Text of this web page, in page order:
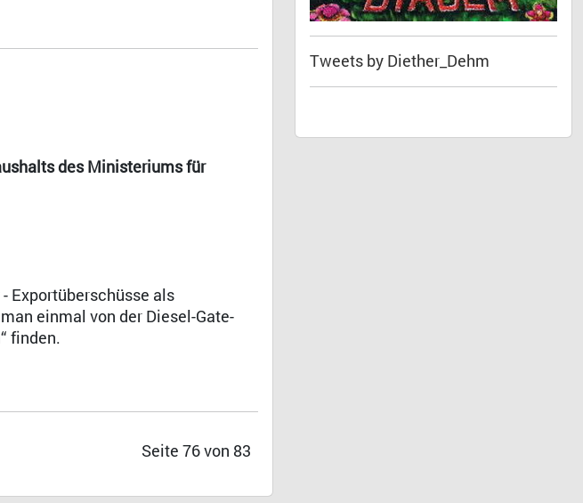
des Ministeriums für
Exportüberschüsse als
einmal von der Diesel-Gate-
finden.
Seite 76 von 83
Tweets by Diether_Dehm